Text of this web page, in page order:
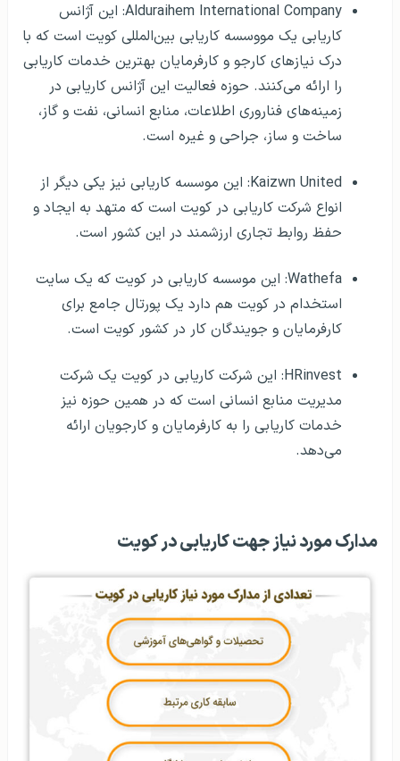
Alduraihem International Company: این آژانس
کاریابی یک مووسسه کاریابی بین‌المللی کویت است که با
درک نیازهای کارجو و کارفرمایان بهترین خدمات کاریابی
را ارائه می‌کنند. حوزه فعالیت این آژانس کاریابی در
زمینه‌های فناروری اطلاعات، منابع انسانی، نفت و گاز،
ساخت و ساز، جراحی و غیره است.
Kaizwn United: این موسسه کاریابی نیز یکی دیگر از
انواع شرکت کاریابی در کویت است که متهد به ایجاد و
حفظ روابط تجاری ارزشمند در این کشور است.
Wathefa: این موسسه کاریابی در کویت که یک سایت
استخدام در کویت هم دارد یک پورتال جامع برای
کارفرمایان و جویندگان کار در کشور کویت است.
HRinvest: این شرکت کاریابی در کویت یک شرکت
مدیریت منابع انسانی است که در همین حوزه نیز
خدمات کاریابی را به کارفرمایان و کارجویان ارائه
می‌دهد.
مدارک مورد نیاز جهت کاریابی در کویت